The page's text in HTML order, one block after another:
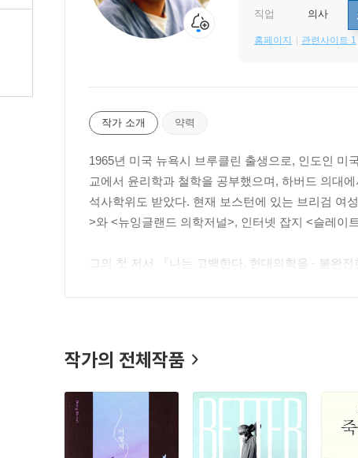
직업
의사
홈페이지 관련사이트 1
작가 소개 약력
1965년 미국 뉴욕시 브루클린 출생으로, 인도인
교에서 윤리학과 철학을 공부했으며, 하버드 의대
석사학위도 받았다. 현재 보스턴에 있는 브리검 여
>와 <뉴잉글랜드 의학저널>, 인터넷 잡지 <슬레이
그의 첫 저서 『나는 고백한다, 현대의학을 - 불완
전미 도서상 최종 후보에도 올랐다. 우리나라에서
영향력 있는 사상가 100인’에 이름을 올렸으며,
작가의 전체작품